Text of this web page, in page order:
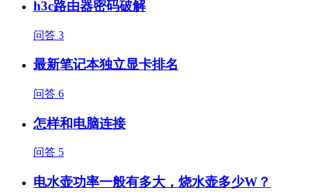
h3c路由器密码破解
问答 3
最新笔记本独立显卡排名
问答 6
怎样和电脑连接
问答 5
电水壶功率一般有多大，烧水壶多少W？